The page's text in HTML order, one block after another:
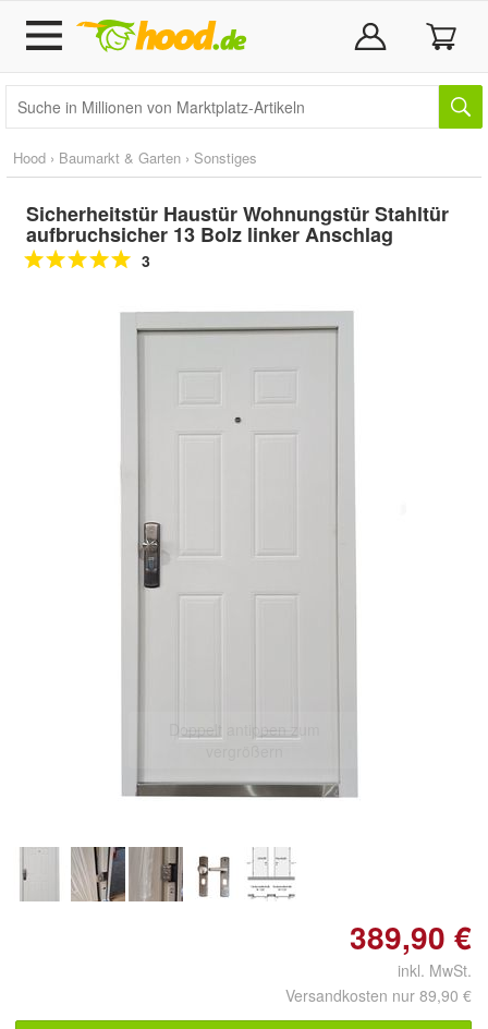
Hood › Baumarkt & Garten › Sonstiges
Sicherheitstür Haustür Wohnungstür Stahltür
aufbruchsicher 13 Bolz linker Anschlag
3
Doppelt antippen zum
389,90 €
inkl. MwSt.
Versandkosten nur 89,90 €